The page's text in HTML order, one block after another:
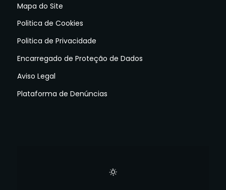
Mapa do Site
Politica de Cookies
Politica de Privacidade
Encarregado de Proteção de Dados
Aviso Legal
Plataforma de Denúncias